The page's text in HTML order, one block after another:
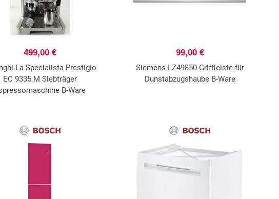
499,00 €
La Specialista Prestigio
EC 9335.M Siebträger
B-Ware
99,00 €
Siemens LZ49850 Griffleiste für
Dunstabzugshaube B-Ware